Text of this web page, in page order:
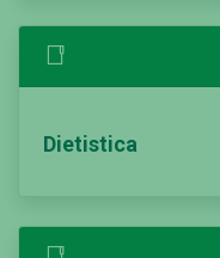
Dietistica